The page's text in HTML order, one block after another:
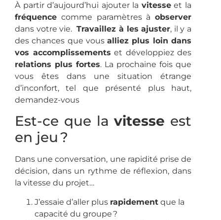
À partir d’aujourd’hui ajouter la vitesseet la
fréquence comme paramètres à observer
dans votre vie.Travaillez à les ajuster, il y a
des chances que vousalliez plus loin dans
vos accomplissements et développiez des
relations plus fortes. La prochaine fois que
vous êtes dans une situation étrange
d’inconfort, tel que présenté plus haut,
demandez-vous
Est-ce que lavitesse est
en jeu ?
Dans une conversation, une rapidité prise de
décision, dans un rythme de réflexion, dans
la vitesse du projet…
J’essaie d’aller plus rapidement que la
capacité du groupe ?